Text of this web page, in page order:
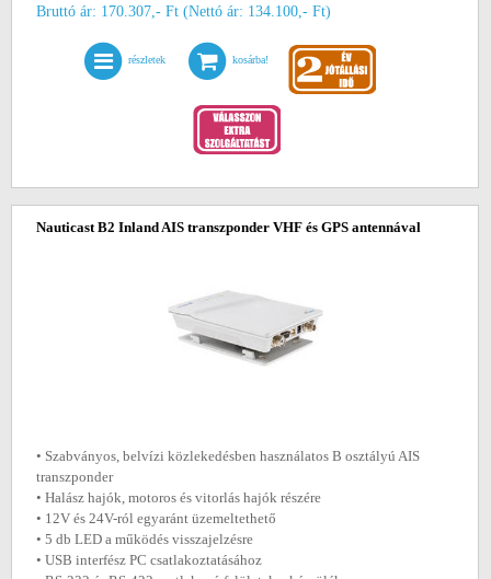
Bruttó ár: 170.307,- Ft (Nettó ár: 134.100,- Ft)
részletek kosárba!
Nauticast B2 Inland AIS transzponder VHF és GPS antennával
• Szabványos, belvízi közlekedésben használatos B osztályú AIS
transzponder
• Halász hajók, motoros és vitorlás hajók részére
• 12V és 24V-ról egyaránt üzemeltethető
• 5 db LED a működés visszajelzésre
• USB interfész PC csatlakoztatásához